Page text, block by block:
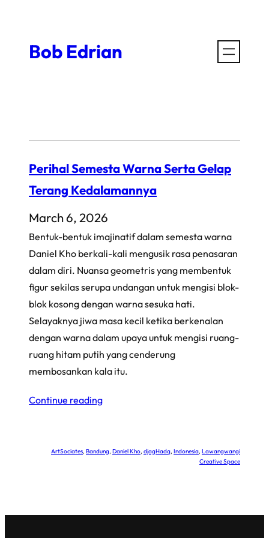
contentBob Edrian
Perihal Semesta Warna Serta Gelap
Terang Kedalamannya
March 6, 2026
Bentuk-bentuk imajinatif dalam semesta warna
Daniel Kho berkali-kali mengusik rasa penasaran
dalam diri. Nuansa geometris yang membentuk
figur sekilas serupa undangan untuk mengisi blok-
blok kosong dengan warna sesuka hati.
Selayaknya jiwa masa kecil ketika berkenalan
dengan warna dalam upaya untuk mengisi ruang-
ruang hitam putih yang cenderung
membosankan kala itu.
Continue reading
ArtSociates, Bandung, Daniel Kho, djagHadq, Indonesia, Lawangwangi
Creative Space